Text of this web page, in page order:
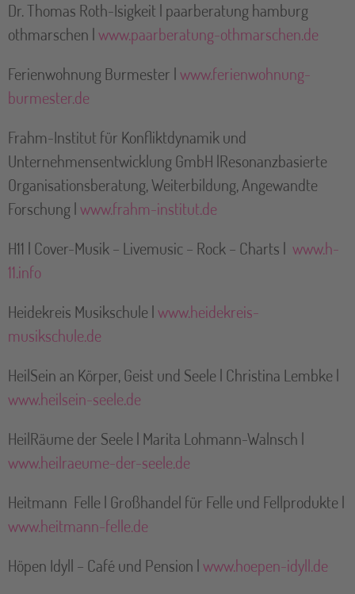
Dr. Thomas Roth-Isigkeit | paarberatung hamburg
othmarschen |www.paarberatung-othmarschen.de
Ferienwohnung Burmester |www.ferienwohnung-
burmester.de
Frahm-Institut für Konfliktdynamik und
Unternehmensentwicklung GmbH |Resonanzbasierte
Organisationsberatung, Weiterbildung, Angewandte
Forschung |www.frahm-institut.de
H11 | Cover-Musik – Livemusic – Rock – Charts | www.h-
11.info
Heidekreis Musikschule |www.heidekreis-
musikschule.de
HeilSein an Körper, Geist und Seele | Christina Lembke |
www.heilsein-seele.de
HeilRäume der Seele | Marita Lohmann-Walnsch |
www.heilraeume-der-seele.de
Heitmann Felle | Großhandel für Felle und Fellprodukte |
www.heitmann-felle.de
Höpen Idyll – Café und Pension |www.hoepen-idyll.de